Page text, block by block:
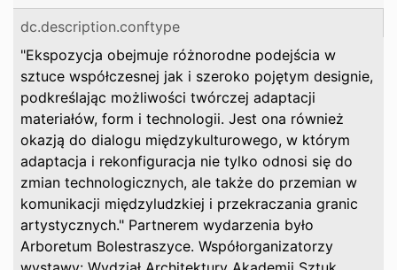
dc.description.conftype
"Ekspozycja obejmuje różnorodne podejścia w
sztuce współczesnej jak i szeroko pojętym designie,
podkreślając możliwości twórczej adaptacji
materiałów, form i technologii. Jest ona również
okazją do dialogu międzykulturowego, w którym
adaptacja i rekonfiguracja nie tylko odnosi się do
zmian technologicznych, ale także do przemian w
komunikacji międzyludzkiej i przekraczania granic
artystycznych." Partnerem wydarzenia było
Arboretum Bolestraszyce. Współorganizatorzy